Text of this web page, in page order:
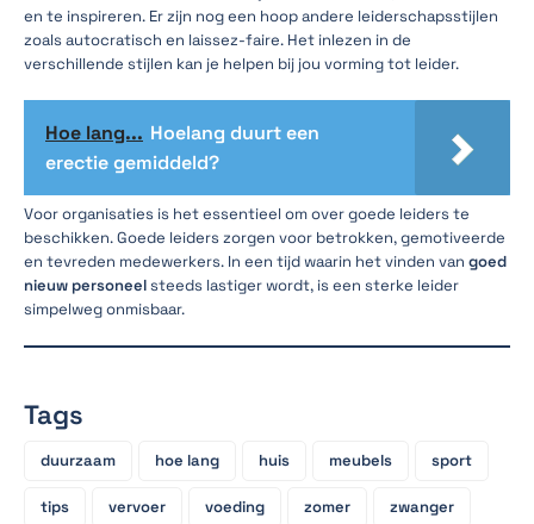
en te inspireren. Er zijn nog een hoop andere leiderschapsstijlen
zoals autocratisch en laissez-faire. Het inlezen in de
verschillende stijlen kan je helpen bij jou vorming tot leider.
Hoe lang... Hoelang duurt een
erectie gemiddeld?
Voor organisaties is het essentieel om over goede leiders te
beschikken. Goede leiders zorgen voor betrokken, gemotiveerde
en tevreden medewerkers. In een tijd waarin het vinden van goed
nieuw personeelsteeds lastiger wordt, is een sterke leider
simpelweg onmisbaar.
Tags
duurzaam hoe lang huis meubels sport
tips vervoer voeding zomer zwanger